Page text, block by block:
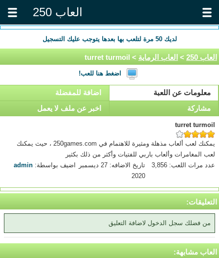
العاب 250
لديك50 مرة لتلعب بها بعدها يتوجب عليك التسجيل
العاب 250 > العاب الرماية > turret turmoil
اضغط هنا للعب!
معلومات عن اللعبة
اضافة للمفضلة
مشاركة
اخبر عن ملف لا يعمل
turret turmoil
يمكنك لعب ألعاب مذهلة ومثيرة للاهتمام في 250games.com ، حيث يمكنك
لعب المغامرات وألعاب باربي للفتيات وأكثر من ذلك بكثير
عدد مرات اللعب: 3,856
تاريخ الاضافه: 27 ديسمبر
2020
اضيف بواسطة:admin
التعليقات:
من فضلك سجل الدخول لاضافة التعليق
العاب مشابهة: